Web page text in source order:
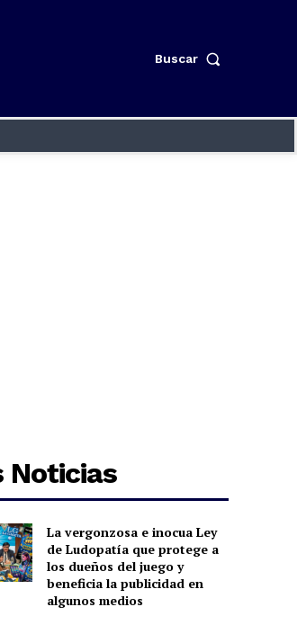
Buscar
Noticias
La vergonzosa e inocua Ley
de Ludopatía que protege a
los dueños del juego y
beneficia la publicidad en
algunos medios